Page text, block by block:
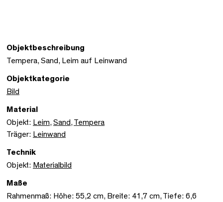
Objektbeschreibung
Tempera, Sand, Leim auf Leinwand
Objektkategorie
Bild
Material
Objekt: Leim, Sand, Tempera
Träger: Leinwand
Technik
Objekt: Materialbild
Maße
Rahmenmaß: Höhe: 55,2 cm, Breite: 41,7 cm, Tiefe: 6,6